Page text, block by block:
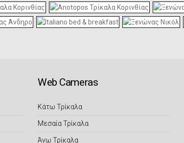
Web Cameras
Κάτω Τρίκαλα
Μεσαία Τρίκαλα
Άνω Τρίκαλα